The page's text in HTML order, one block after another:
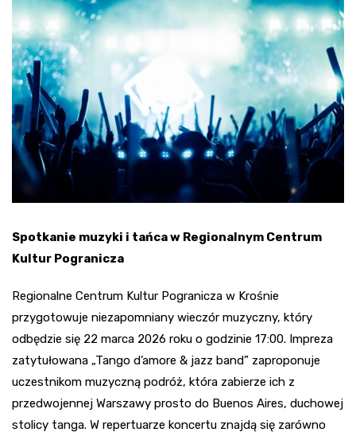
Spotkanie muzyki i tańca w Regionalnym Centrum
Kultur Pogranicza
Regionalne Centrum Kultur Pogranicza w Krośnie
przygotowuje niezapomniany wieczór muzyczny, który
odbędzie się 22 marca 2026 roku o godzinie 17:00. Impreza
zatytułowana „Tango d’amore & jazz band” zaproponuje
uczestnikom muzyczną podróż, która zabierze ich z
przedwojennej Warszawy prosto do Buenos Aires, duchowej
stolicy tanga. W repertuarze koncertu znajdą się zarówno